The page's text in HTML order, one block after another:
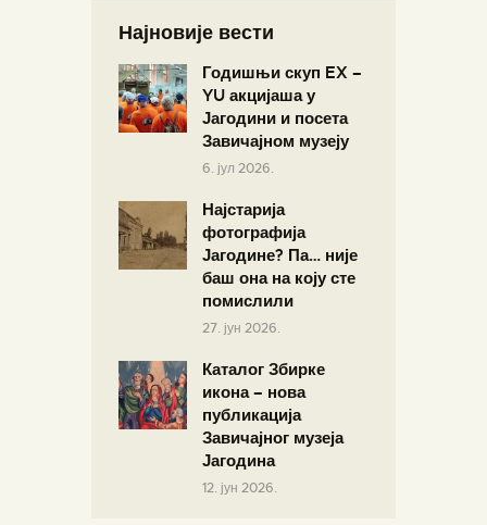
Најновије вести
Годишњи скуп EX –
YU акцијаша у
Јагодини и посета
Завичајном музеју
6. јул 2026.
Најстарија
фотографија
Јагодине? Па… није
баш она на коју сте
помислили
27. јун 2026.
Каталог Збирке
икона – нова
публикација
Завичајног музеја
Јагодина
12. јун 2026.